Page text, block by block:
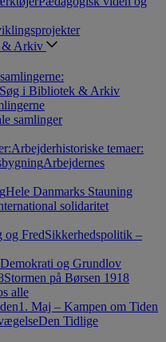
& Arkiv
Søg i Bibliotek & Arkiv
samlinger
Arbejderhistoriske temaer:
Arbejdernes
Hele Danmarks Stauning
solidaritet
og FredSikkerhedspolitik –
Demokrati og Grundlov
Stormen på Børsen 1918
alle
1. Maj – Kampen om Tiden
Den Tidlige